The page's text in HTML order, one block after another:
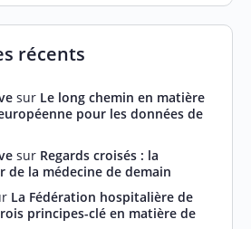
récents
sur Le long chemin en matière
pour les données de
sur Regards croisés : la
la médecine de demain
La Fédération hospitalière de
principes-clé en matière de